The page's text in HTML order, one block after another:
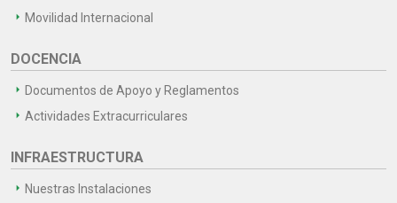
Movilidad Internacional
DOCENCIA
Documentos de Apoyo y Reglamentos
Actividades Extracurriculares
INFRAESTRUCTURA
Nuestras Instalaciones